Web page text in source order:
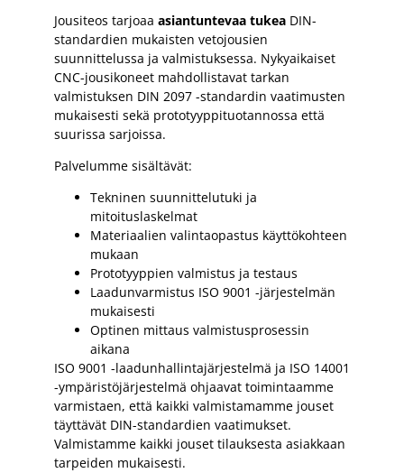
Jousiteos tarjoaa asiantuntevaa tukea DIN-
standardien mukaisten vetojousien
suunnittelussa ja valmistuksessa. Nykyaikaiset
CNC-jousikoneet mahdollistavat tarkan
valmistuksen DIN 2097 -standardin vaatimusten
mukaisesti sekä prototyyppituotannossa että
suurissa sarjoissa.
Palvelumme sisältävät:
Tekninen suunnittelutuki ja
mitoituslaskelmat
Materiaalien valintaopastus käyttökohteen
mukaan
Prototyyppien valmistus ja testaus
Laadunvarmistus ISO 9001 -järjestelmän
mukaisesti
Optinen mittaus valmistusprosessin
aikana
ISO 9001 -laadunhallintajärjestelmä ja ISO 14001
-ympäristöjärjestelmä ohjaavat toimintaamme
varmistaen, että kaikki valmistamamme jouset
täyttävät DIN-standardien vaatimukset.
Valmistamme kaikki jouset tilauksesta asiakkaan
tarpeiden mukaisesti.